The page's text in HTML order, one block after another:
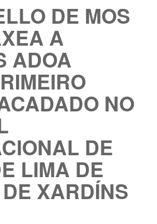
DE MOS
A
ADOA
NO
DE
LIMA DE
XARDÍNS